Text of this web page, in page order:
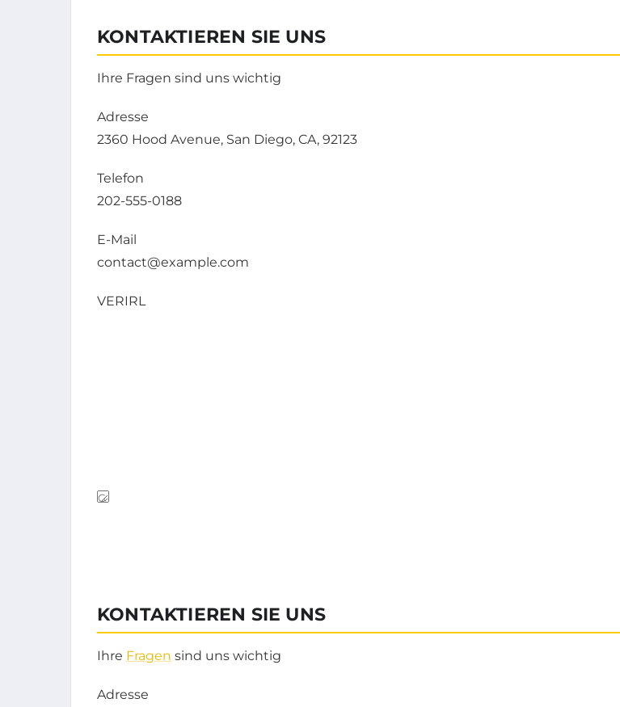
KONTAKTIEREN SIE UNS
Ihre Fragen sind uns wichtig
Adresse
2360 Hood Avenue, San Diego, CA, 92123
Telefon
202-555-0188
E-Mail
contact@example.com
VERIRL
KONTAKTIEREN SIE UNS
Ihre Fragen sind uns wichtig
Adresse